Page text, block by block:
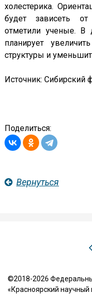
холестерика.
будет зависеть
отметили ученые. В
планирует
структуры и
Источник: Сибирский
Поделиться:
Вернуться
©2018-2026
«Красноярский научный